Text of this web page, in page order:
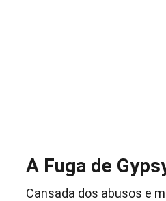
A Fuga de
Cansada dos abusos e